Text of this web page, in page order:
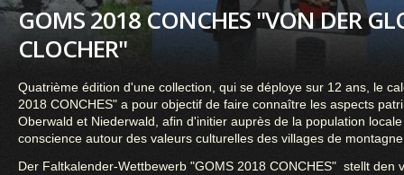
GOMS 2018 CONCHES "VON DER
CLOCHER"
Quatrième édition d'une collection, qui se déploye sur 12 ans, le
2018 CONCHES" a pour objectif de faire connaître les aspects
Oberwald et Niederwald, afin d'initier auprès de la population
conscience autour des valeurs culturelles des villages de
Der Faltkalender-Wettbewerb "GOMS 2018 CONCHES" stellt den